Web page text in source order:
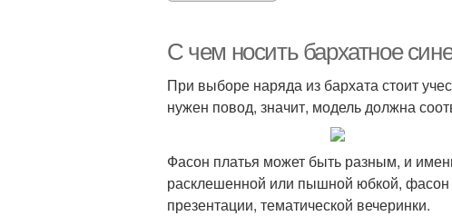
С чем носить бархатное
При выборе наряда из бархата стоит
нужен повод, значит, модель должна
Фасон платья может быть разным, и
расклешенной или пышной юбкой, фасон
презентации, тематической вечеринки.